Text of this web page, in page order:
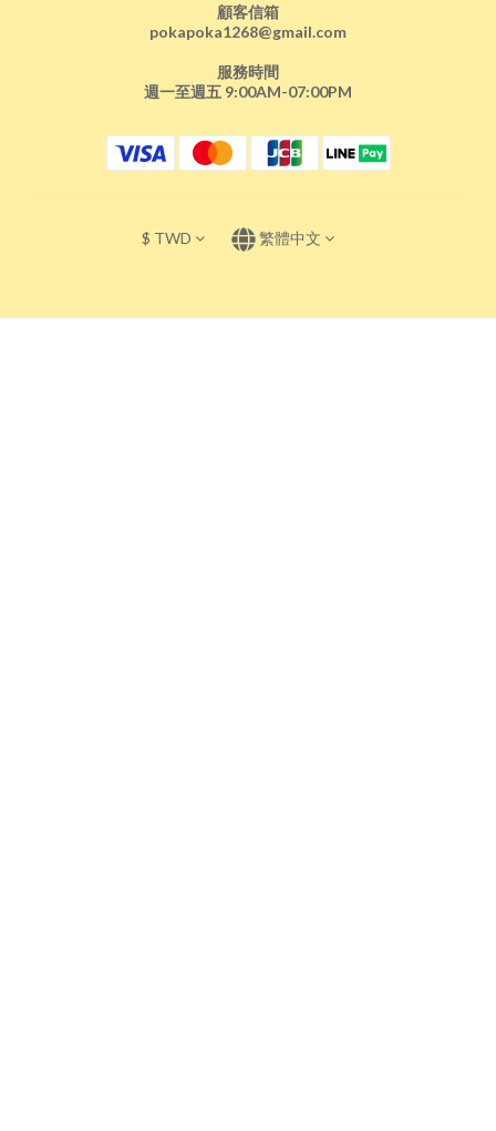
顧客信箱
pokapoka1268@gmail.com
服務時間
週一至週五 9:00AM-07:00PM
$ TWD 繁體中文